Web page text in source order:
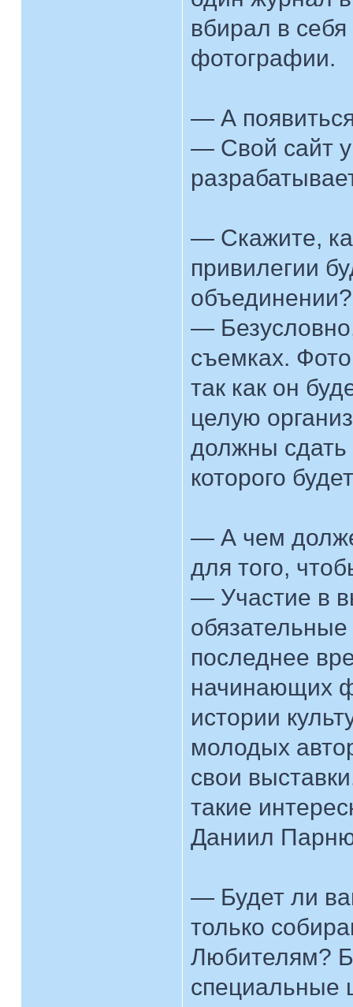
вбирал в
фотографии.
— А
— Свой сайт у
— Скажите,
привилегии
объединении?
—
съемках.
так как он
целую
должны сдать
которого
— А чем
для того,
— Участие в
последнее
начинающих
истории
молодых
свои
такие
Даниил
— Будет ли
только
Любителям?
специальные